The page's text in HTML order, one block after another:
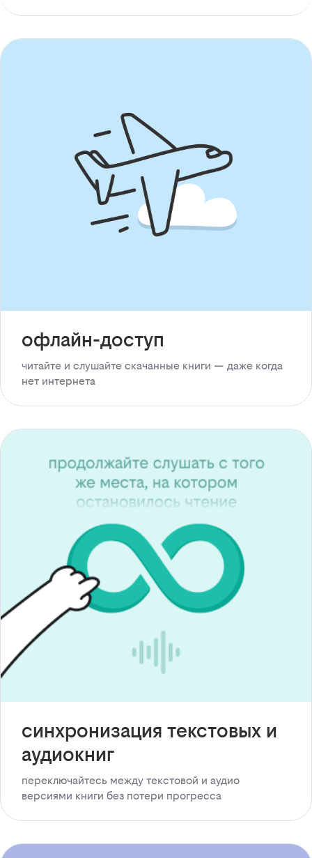
офлайн-доступ
читайте и слушайте скачанные книги — даже когда
нет интернета
синхронизация текстовых и
аудиокниг
переключайтесь между текстовой и аудио
версиями книги без потери прогресса